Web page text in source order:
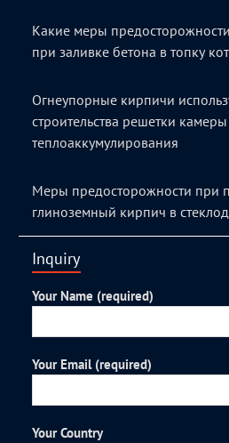
Какие меры
при заливке бетона в топку
Огнеупорные кирпичи
строительства решетки камеры
теплоаккумулирования
Меры предосторожности при
глиноземный кирпич в
Inquiry
Your Name (required)
Your Email (required)
Your Country